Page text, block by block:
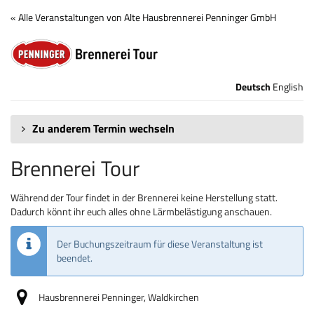
Zum
Haupt-
Inhalt
springen
« Alle Veranstaltungen von Alte Hausbrennerei Penninger GmbH
Brennerei
Tour Deutsch English
Zu anderem Termin wechseln
Brennerei Tour
Während der Tour findet in der Brennerei keine Herstellung statt.
Dadurch könnt ihr euch alles ohne Lärmbelästigung anschauen.
Der Buchungszeitraum für diese Veranstaltung ist
beendet.
Hausbrennerei Penninger, Waldkirchen